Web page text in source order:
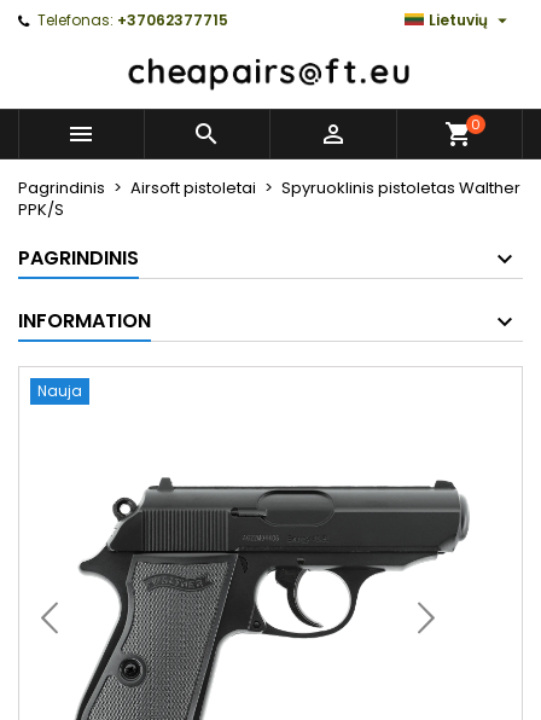
Telefonas: +37062377715 Lietuvių 
   0
Pagrindinis Airsoft pistoletai
Spyruoklinis pistoletas Walther
PPK/S
PAGRINDINIS
INFORMATION
Nauja